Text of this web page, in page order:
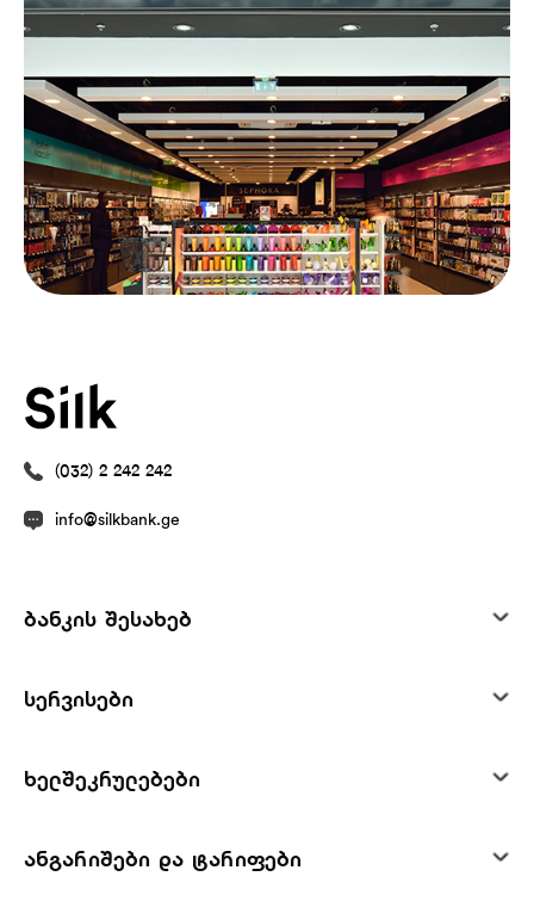
(032) 2 242 242
info@silkbank.ge
ბანკის შესახებ
სერვისები
ხელშეკრულებები
ანგარიშები და ტარიფები